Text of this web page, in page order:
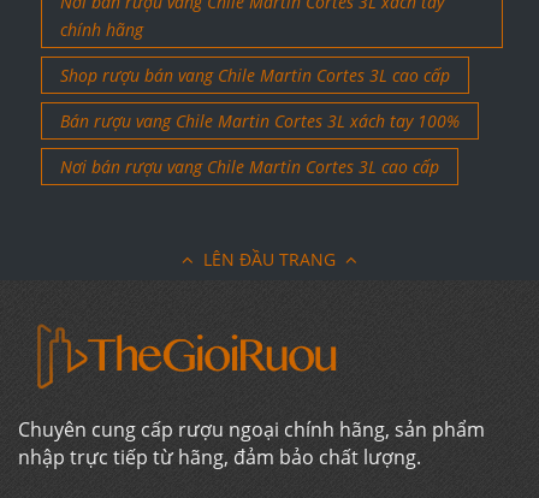
chính hãng
Shop rượu bán vang Chile Martin Cortes 3L cao cấp
Bán rượu vang Chile Martin Cortes 3L xách tay 100%
Nơi bán rượu vang Chile Martin Cortes 3L cao cấp
LÊN ĐẦU TRANG
Chuyên cung cấp rượu ngoại chính hãng, sản phẩm
nhập trực tiếp từ hãng, đảm bảo chất lượng.